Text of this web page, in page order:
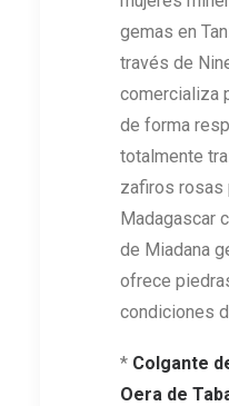
gemas en
través de
comercializa
de forma
totalmente
zafiros rosas
Madagascar
de Miadana
ofrece
condiciones
* Colgante
Oera de